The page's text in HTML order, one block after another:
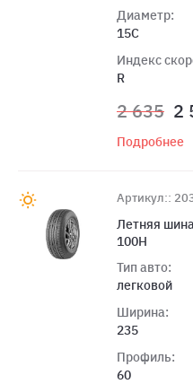
Диаметр:
15C
Индекс
R
2 635 2
Подробнее
Артикул::
Летняя
100H
Тип авто:
легковой
Ширина:
235
Профиль:
60